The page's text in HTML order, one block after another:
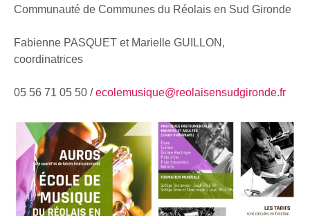
Communauté de Communes du Réolais en Sud Gironde
Fabienne PASQUET et Marielle GUILLON,
coordinatrices
05 56 71 05 50 /ecolemusique@reolaisensudgironde.fr